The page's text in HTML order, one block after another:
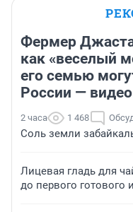
Фермер
как «веселый
его семью
России — видео
2 часа 1 468
Соль земли
Лицевая гладь для
до первого готового